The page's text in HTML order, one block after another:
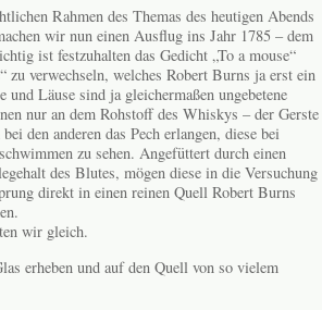
Rahmen des Themas des heutigen Abends
wir nun einen Ausflug ins Jahr 1785 – dem
ist festzuhalten das Gedicht „To a mouse“
zu verwechseln, welches Robert Burns ja erst ein
Läuse sind ja gleichermaßen ungebetene
nur an dem Rohstoff des Whiskys – der Gerste
den anderen das Pech erlangen, diese bei
zu sehen. Angefüttert durch einen
des Blutes, mögen diese in die Versuchung
direkt in einen reinen Quell Robert Burns
wir gleich.
erheben und auf den Quell von so vielem